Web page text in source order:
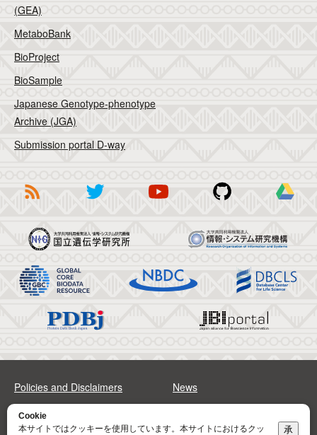
(GEA)
MetaboBank
BioProject
BioSample
Japanese Genotype-phenotype
Archive (JGA)
Submission portal D-way
Policies and Disclaimers News
FAQs
Cookie
本サイトではクッキーを使用しています。本サイトにおけるクッ
承